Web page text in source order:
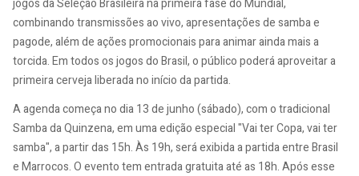
jogos da Seleção Brasileira na primeira fase do Mundial,
combinando transmissões ao vivo, apresentações de samba e
pagode, além de ações promocionais para animar ainda mais a
torcida. Em todos os jogos do Brasil, o público poderá aproveitar a
primeira cerveja liberada no início da partida.
A agenda começa no dia 13 de junho (sábado), com o tradicional
Samba da Quinzena, em uma edição especial "Vai ter Copa, vai ter
samba", a partir das 15h. Às 19h, será exibida a partida entre Brasil
e Marrocos. O evento tem entrada gratuita até as 18h. Após esse